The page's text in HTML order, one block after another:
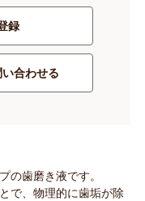
録
合わせる
の歯磨き液です。
で、物理的に歯垢が除